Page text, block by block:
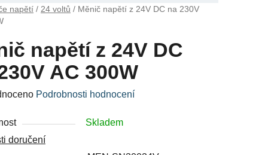
napětí / 24 voltů / Měnič napětí z 24V DC na 230V
napětí z 24V DC
AC 300W
Podrobnosti hodnocení
Skladem
doručení